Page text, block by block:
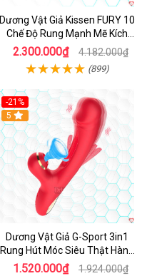
Dương Vật Giả Kissen FURY 10
Chế Độ Rung Mạnh Mẽ Kích
Thích
2.300.000₫ 4.182.000₫
(899)
-21%
Hot
5
Dương Vật Giả G-Sport 3in1
Rung Hút Móc Siêu Thật Hàng
Hot
1.520.000₫ 1.924.000₫